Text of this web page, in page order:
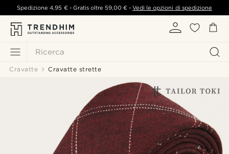
Ricerca
Spedizione4,95 €- Gratis oltre 59,00 € -Vedi le opzioni di spedizione
Cravatte Cravatte strette